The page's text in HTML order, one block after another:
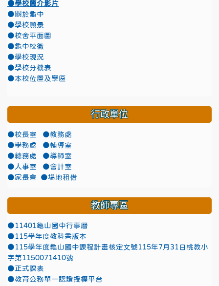
●學校簡介影片
●關於龜中
●學校願景
●校舍平面圖
●龜中校徽
●學校現況
●學校分機表
●本校位置及學區
行政單位
●校長室
●教務處
●學務處
●輔導室
●總務處
●導師室
●人事室
●會計室
●家長會
●場地租借
教師專區
●11401龜山國中行事曆
●115學年度教科書版本
●115學年度龜山國中課程計畫核定文號115年7月31日桃教小
字第1150071410號
●正式課表
●教育公務單一認證授權平台